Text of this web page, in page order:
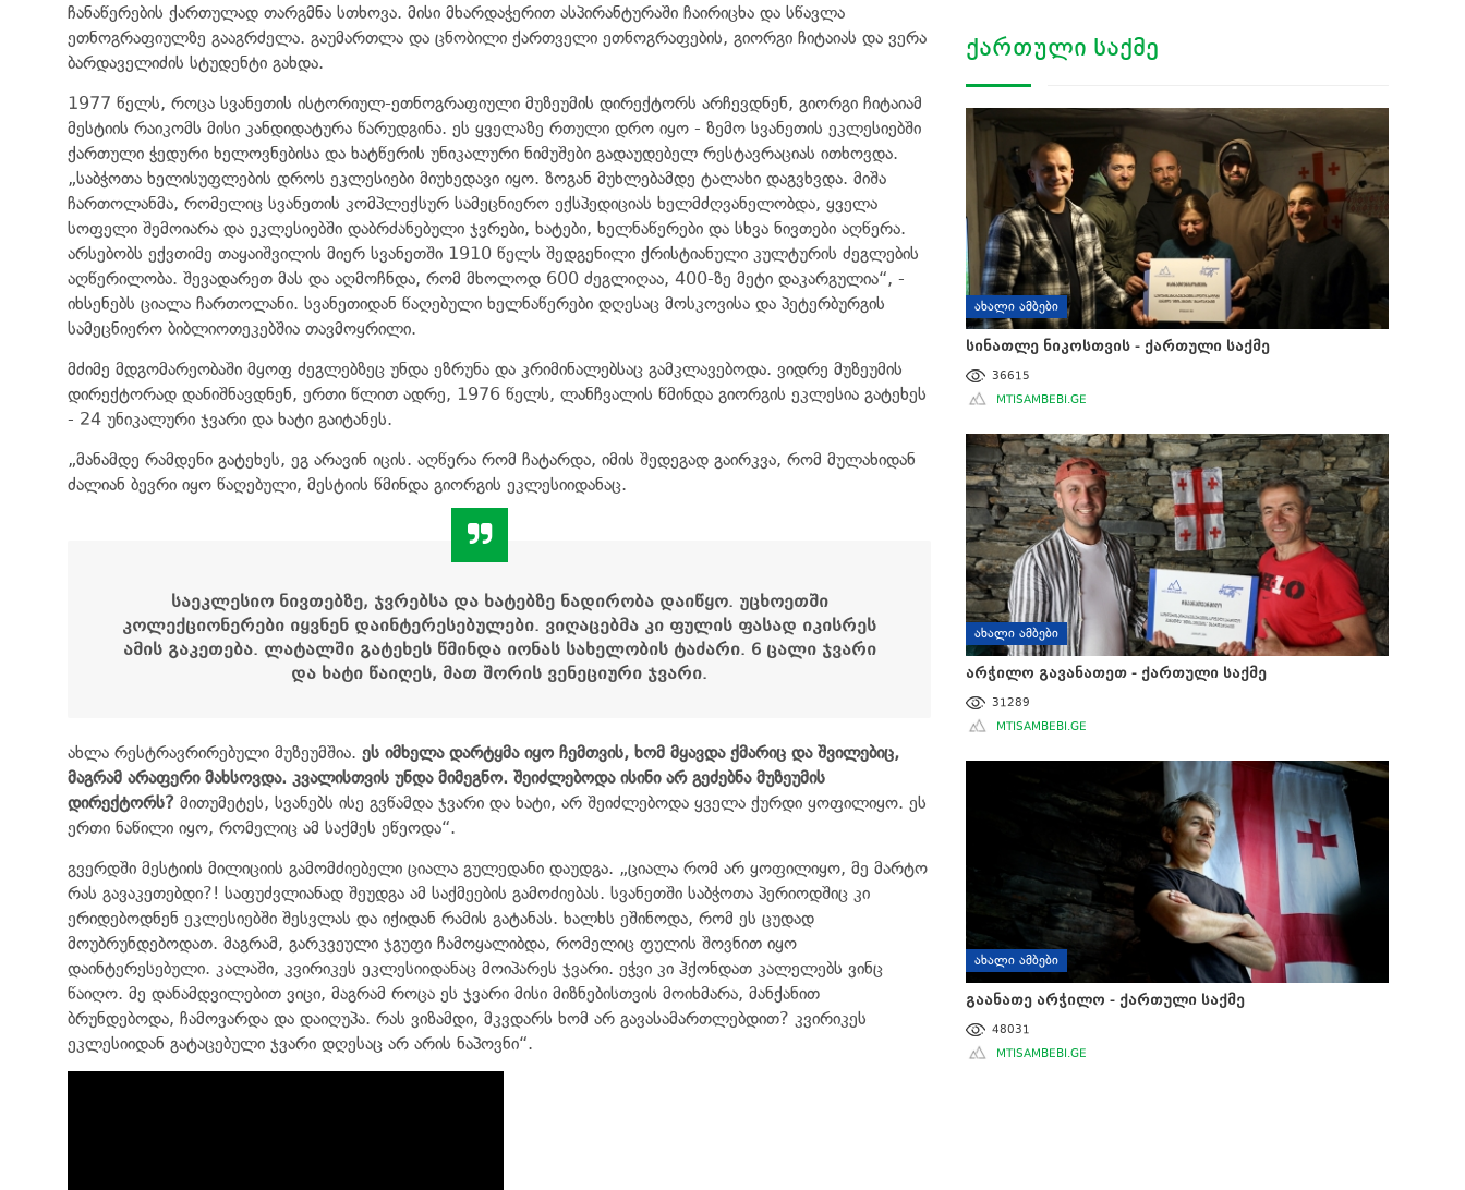
ჩანაწერების ქართულად თარგმნა სთხოვა. მისი მხარდაჭერით ასპირანტურაში ჩაირიცხა და სწავლა
ეთნოგრაფიულზე გააგრძელა. გაუმართლა და ცნობილი ქართველი ეთნოგრაფების, გიორგი ჩიტაიას და ვერა
ბარდაველიძის სტუდენტი გახდა.
1977 წელს, როცა სვანეთის ისტორიულ-ეთნოგრაფიული მუზეუმის დირექტორს არჩევდნენ, გიორგი ჩიტაიამ
მესტიის რაიკომს მისი კანდიდატურა წარუდგინა. ეს ყველაზე რთული დრო იყო - ზემო სვანეთის ეკლესიებში
ქართული ჭედური ხელოვნებისა და ხატწერის უნიკალური ნიმუშები გადაუდებელ რესტავრაციას ითხოვდა.
„საბჭოთა ხელისუფლების დროს ეკლესიები მიუხედავი იყო. ზოგან მუხლებამდე ტალახი დაგვხვდა. მიშა
ჩართოლანმა, რომელიც სვანეთის კომპლექსურ სამეცნიერო ექსპედიციას ხელმძღვანელობდა, ყველა
სოფელი შემოიარა და ეკლესიებში დაბრძანებული ჯვრები, ხატები, ხელნაწერები და სხვა ნივთები აღწერა.
არსებობს ექვთიმე თაყაიშვილის მიერ სვანეთში 1910 წელს შედგენილი ქრისტიანული კულტურის ძეგლების
აღწერილობა. შევადარეთ მას და აღმოჩნდა, რომ მხოლოდ 600 ძეგლიღაა, 400-ზე მეტი დაკარგულია“, -
იხსენებს ციალა ჩართოლანი. სვანეთიდან წაღებული ხელნაწერები დღესაც მოსკოვისა და პეტერბურგის
სამეცნიერო ბიბლიოთეკებშია თავმოყრილი.
მძიმე მდგომარეობაში მყოფ ძეგლებზეც უნდა ეზრუნა და კრიმინალებსაც გამკლავებოდა. ვიდრე მუზეუმის
დირექტორად დანიშნავდნენ, ერთი წლით ადრე, 1976 წელს, ლანჩვალის წმინდა გიორგის ეკლესია გატეხეს
- 24 უნიკალური ჯვარი და ხატი გაიტანეს.
„მანამდე რამდენი გატეხეს, ეგ არავინ იცის. აღწერა რომ ჩატარდა, იმის შედეგად გაირკვა, რომ მულახიდან
ძალიან ბევრი იყო წაღებული, მესტიის წმინდა გიორგის ეკლესიიდანაც.
საეკლესიო ნივთებზე, ჯვრებსა და ხატებზე ნადირობა დაიწყო. უცხოეთში
კოლექციონერები იყვნენ დაინტერესებულები. ვიღაცებმა კი ფულის ფასად იკისრეს
ამის გაკეთება. ლატალში გატეხეს წმინდა იონას სახელობის ტაძარი. 6 ცალი ჯვარი
და ხატი წაიღეს, მათ შორის ვენეციური ჯვარი.
ახლა რესტრავრირებული მუზეუმშია. ეს იმხელა დარტყმა იყო ჩემთვის, ხომ მყავდა ქმარიც და შვილებიც,
მაგრამ არაფერი მახსოვდა. კვალისთვის უნდა მიმეგნო. შეიძლებოდა ისინი არ გეძებნა მუზეუმის
დირექტორს? მითუმეტეს, სვანებს ისე გვწამდა ჯვარი და ხატი, არ შეიძლებოდა ყველა ქურდი ყოფილიყო. ეს
ერთი ნაწილი იყო, რომელიც ამ საქმეს ეწეოდა“.
გვერდში მესტიის მილიციის გამომძიებელი ციალა გულედანი დაუდგა. „ციალა რომ არ ყოფილიყო, მე მარტო
რას გავაკეთებდი?! საფუძვლიანად შეუდგა ამ საქმეების გამოძიებას. სვანეთში საბჭოთა პერიოდშიც კი
ერიდებოდნენ ეკლესიებში შესვლას და იქიდან რამის გატანას. ხალხს ეშინოდა, რომ ეს ცუდად
მოუბრუნდებოდათ. მაგრამ, გარკვეული ჯგუფი ჩამოყალიბდა, რომელიც ფულის შოვნით იყო
დაინტერესებული. კალაში, კვირიკეს ეკლესიიდანაც მოიპარეს ჯვარი. ეჭვი კი ჰქონდათ კალელებს ვინც
წაიღო. მე დანამდვილებით ვიცი, მაგრამ როცა ეს ჯვარი მისი მიზნებისთვის მოიხმარა, მანქანით
ბრუნდებოდა, ჩამოვარდა და დაიღუპა. რას ვიზამდი, მკვდარს ხომ არ გავასამართლებდით? კვირიკეს
ეკლესიიდან გატაცებული ჯვარი დღესაც არ არის ნაპოვნი“.
ᲥᲐᲠᲗᲣᲚᲘ ᲡᲐᲥᲛᲔ
ᲐᲮᲐᲚᲘ ᲐᲛᲑᲔᲑᲘ
სინათლე ნიკოსთვის - ქართული საქმე
36615
MTISAMBEBI.GE
ᲐᲮᲐᲚᲘ ᲐᲛᲑᲔᲑᲘ
არჭილო გავანათეთ - ქართული საქმე
31289
MTISAMBEBI.GE
ᲐᲮᲐᲚᲘ ᲐᲛᲑᲔᲑᲘ
გაანათე არჭილო - ქართული საქმე
48031
MTISAMBEBI.GE